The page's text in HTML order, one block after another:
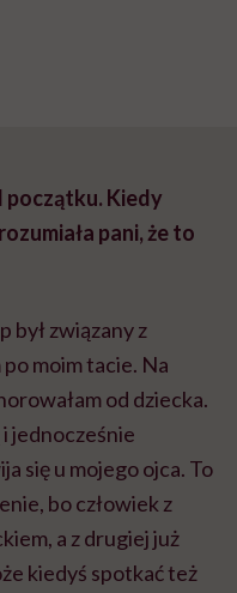
początku. Kiedy
pani, że to
był związany z
moim tacie. Na
od dziecka.
jednocześnie
się u mojego ojca. To
bo człowiek z
a z drugiej już
kiedyś spotkać też